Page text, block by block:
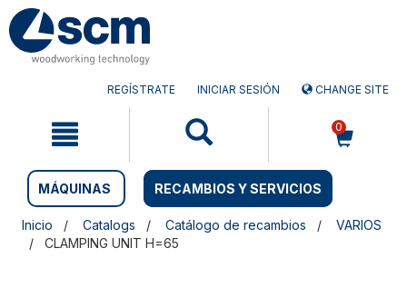
Saltar
contenido
Saltar
menú
REGÍSTRATE INICIAR SESIÓN CHANGE SITE
0
MÁQUINAS RECAMBIOS Y SERVICIOS
Inicio Catalogs Catálogo de recambios
VARIOS
CLAMPING UNIT H=65